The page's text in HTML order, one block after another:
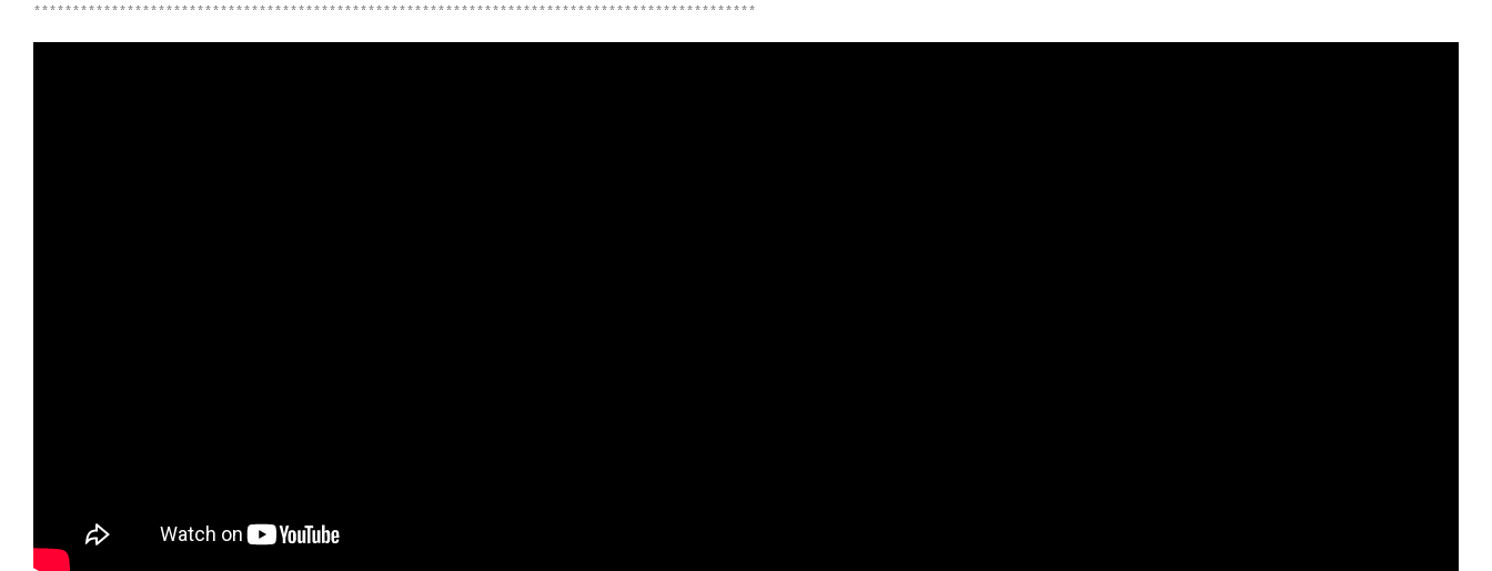
*********************************************************************************************